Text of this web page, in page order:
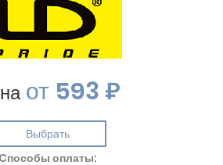
от 593 ₽
Выбрать
Cпособы оплаты: